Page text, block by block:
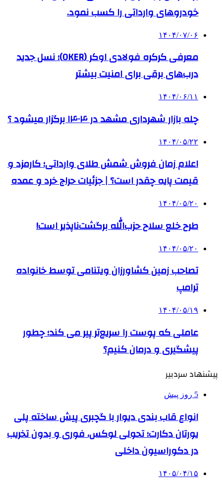
خودروهای وارداتی را کسب نمود.
۱۴۰۴/۰۷/۰۶
معرفی کرکره فولادی اوکر (OKER)؛ نسل جدید
درب‌های برقی برای امنیت بیشتر
۱۴۰۴/۰۶/۱۱
چله بازار شهرداری مشهد در ۱۴۰۴ برگزار میشود ؟
۱۴۰۴/۰۵/۲۲
اعلام زمان فروش شمش طلای وارداتی؛ کارمزد و
قیمت پایه چقدر است؟ | جزئیات حراج خرد و عمده
۱۴۰۴/۰۵/۲۰
طرح خلع سلاح حزب‌الله برگشت‌ناپذیر است!
۱۴۰۴/۰۵/۲۰
تصاحب زمین کشاورزان ویتنامی توسط خانواده
ترامپ
۱۴۰۴/۰۵/۱۹
عاملی که پوست را سریع‌تر پیر می کند؛ چطور
پیشگیری و درمان کنیم؟
پیشنهاد سردبیر
5 روز پیش
انواع قاب بندی دیوار با گچبری پیش ساخته پلی
یورتان دکارت؛ تحولی لوکس، فوری و بدون تخریب
در دکوراسیون داخلی
۱۴۰۵/۰۴/۱۵